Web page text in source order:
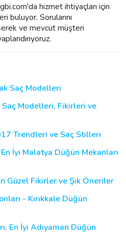
hizmet ihtiyaçları için
buluyor. Sorularını
ve mevcut müşteri
Saç Modelleri
Modelleri, Fikirleri ve
Trendleri ve Saç Stilleri
İyi Malatya Düğün Mekanları
Güzel Fikirler ve Şık Öneriler
- Kırıkkale Düğün
En İyi Adıyaman Düğün